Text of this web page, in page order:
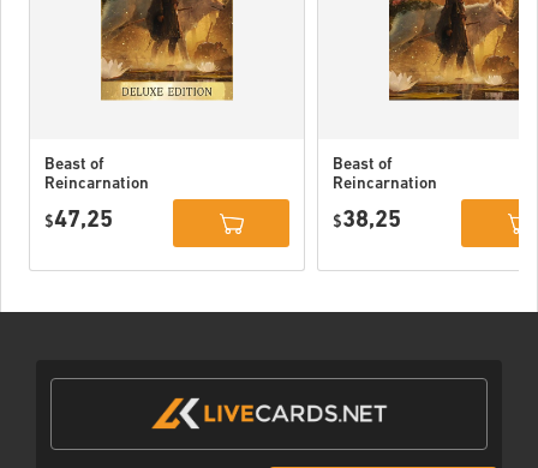
Beast of
Reincarnation
PC (STEAM)
$47,25
Beast of
Reincarnation
$38,25